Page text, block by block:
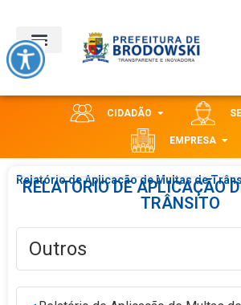
CIDADÃO
EMPRESA
Relatório de Aplicação de Multas de
RELATÓRIO DE APLICAÇÃO
TRÂNSITO
Outros